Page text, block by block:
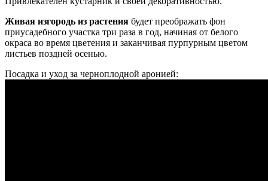
Живая изгородь из растения будет преображать фон
приусадебного участка три раза в год, начиная от белого
окраса во время цветения и заканчивая пурпурным цветом
листьев поздней осенью.
Посадка и уход за черноплодной аронией: